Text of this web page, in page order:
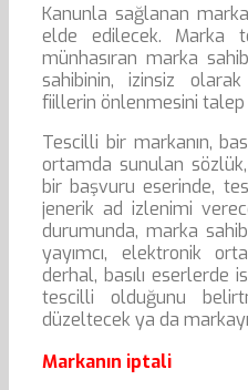
Kanunla sağlanan
elde edilecek. Marka
münhasıran marka
sahibinin, izinsiz olarak
fiillerin önlenmesini talep
Tescilli bir markanın,
ortamda sunulan
bir başvuru eserinde,
jenerik ad izlenimi
durumunda, marka
yayımcı, elektronik
derhal, basılı eserlerde
tescilli olduğunu
düzeltecek ya da
Markanın iptali